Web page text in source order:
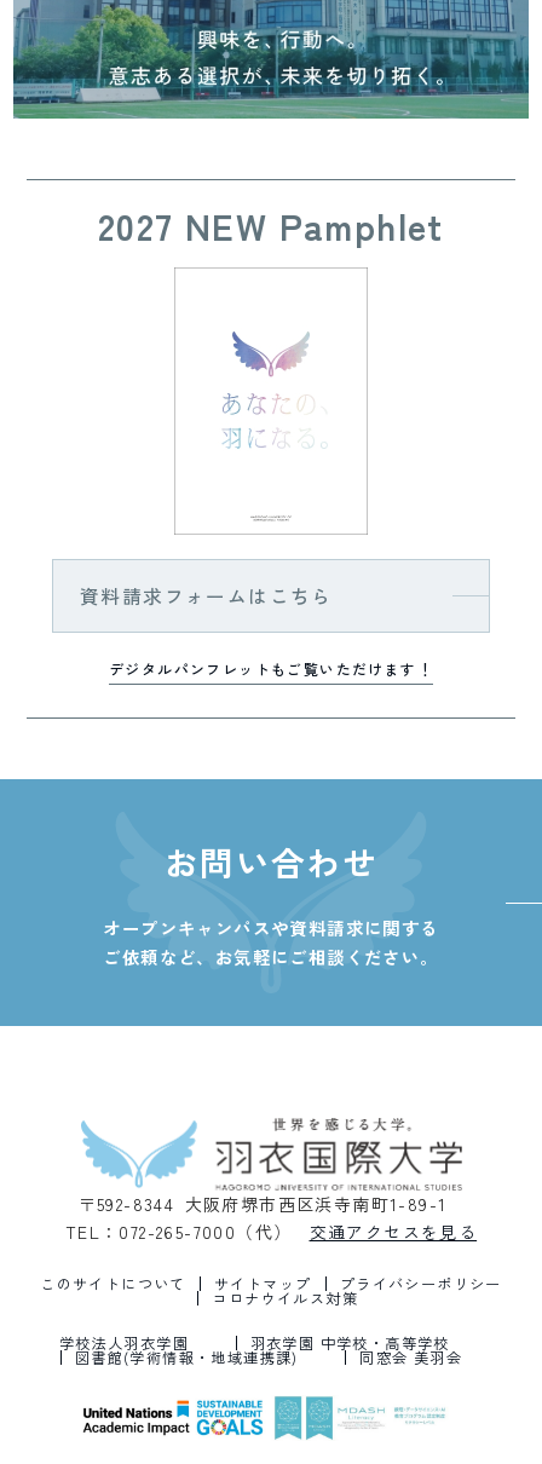
2027 NEW Pamphlet
資料請求フォームはこちら
デジタルパンフレットもご覧いただけます！
お問い合わせ
オープンキャンパスや資料請求に関する
ご依頼など、 お気軽にご相談ください。
〒592-8344 大阪府堺市西区浜寺南町1-89-1
TEL：072-265-7000（代）
交通アクセスを見る
このサイトについて サイトマップ プライバシーポリシー
コロナウイルス対策
学校法人羽衣学園 羽衣学園 中学校・高等学校
図書館(学術情報・地域連携課) 同窓会 美羽会